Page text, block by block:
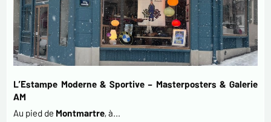
L’Estampe Moderne & Sportive – Masterposters & Galerie
AM
Au pied de Montmartre, à…